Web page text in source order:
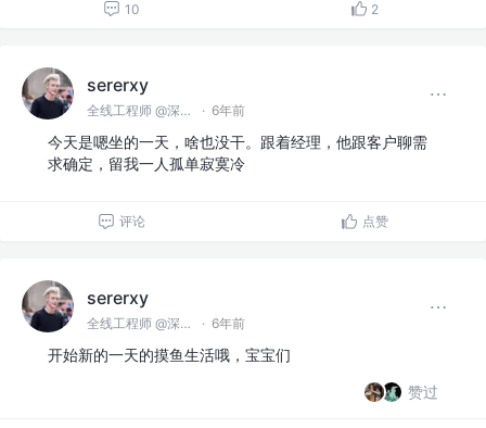
10 2
sererxy
全线工程师 @深圳某公司 · 6年前
今天是嗯坐的一天，啥也没干。跟着经理，他跟客户聊需
求确定，留我一人孤单寂寞冷
评论 点赞
sererxy
全线工程师 @深圳某公司 · 6年前
开始新的一天的摸鱼生活哦，宝宝们
赞过